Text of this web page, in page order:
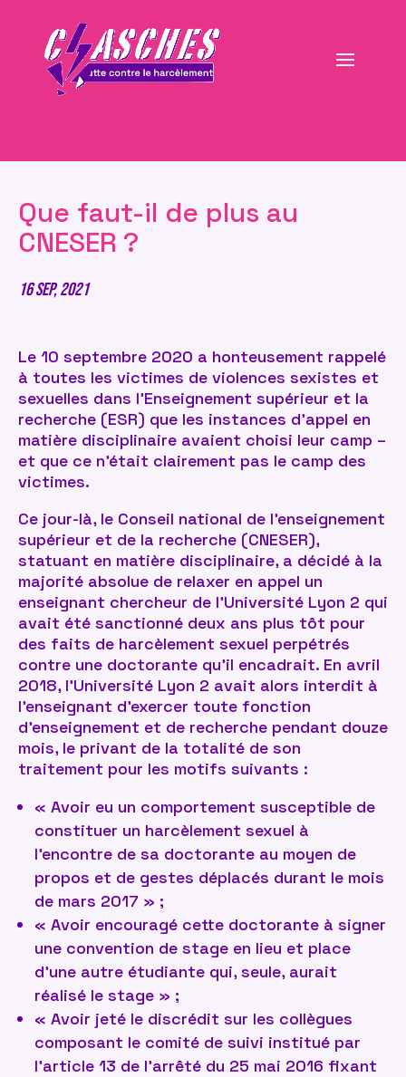
Que faut-il de plus au
CNESER ?
16 Sep, 2021
Le 10 septembre 2020 a honteusement rappelé
à toutes les victimes de violences sexistes et
sexuelles dans l’Enseignement supérieur et la
recherche (ESR) que les instances d’appel en
matière disciplinaire avaient choisi leur camp –
et que ce n’était clairement pas le camp des
victimes.
Ce jour-là, le Conseil national de l’enseignement
supérieur et de la recherche (CNESER),
statuant en matière disciplinaire, a décidé à la
majorité absolue de relaxer en appel un
enseignant chercheur de l’Université Lyon 2 qui
avait été sanctionné deux ans plus tôt pour
des faits de harcèlement sexuel perpétrés
contre une doctorante qu’il encadrait. En avril
2018, l’Université Lyon 2 avait alors interdit à
l’enseignant d’exercer toute fonction
d’enseignement et de recherche pendant douze
mois, le privant de la totalité de son
traitement pour les motifs suivants :
« Avoir eu un comportement susceptible de
constituer un harcèlement sexuel à
l’encontre de sa doctorante au moyen de
propos et de gestes déplacés durant le mois
de mars 2017 » ;
« Avoir encouragé cette doctorante à signer
une convention de stage en lieu et place
d’une autre étudiante qui, seule, aurait
réalisé le stage » ;
« Avoir jeté le discrédit sur les collègues
composant le comité de suivi institué par
l’article 13 de l’arrêté du 25 mai 2016 fixant